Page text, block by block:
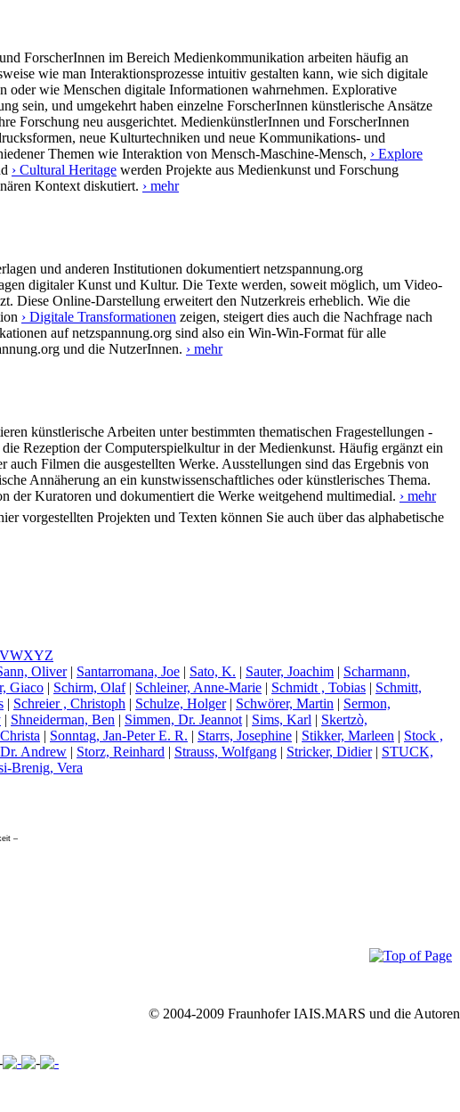
ForscherInnen im Bereich Medienkommunikation arbeiten häufig an
wie man Interaktionsprozesse intuitiv gestalten kann, wie sich digitale
oder wie Menschen digitale Informationen wahrnehmen. Explorative
sein, und umgekehrt haben einzelne ForscherInnen künstlerische Ansätze
Forschung neu ausgerichtet. MedienkünstlerInnen und ForscherInnen
neue Kulturtechniken und neue Kommunikations- und
Themen wie Interaktion von Mensch-Maschine-Mensch, › Explore
› Cultural Heritage werden Projekte aus Medienkunst und Forschung
Kontext diskutiert. › mehr
und anderen Institutionen dokumentiert netzspannung.org
digitaler Kunst und Kultur. Die Texte werden, soweit möglich, um Video-
Diese Online-Darstellung erweitert den Nutzerkreis erheblich. Wie die
› Digitale Transformationen zeigen, steigert dies auch die Nachfrage nach
auf netzspannung.org sind also ein Win-Win-Format für alle
und die NutzerInnen. › mehr
künstlerische Arbeiten unter bestimmten thematischen Fragestellungen -
Rezeption der Computerspielkultur in der Medienkunst. Häufig ergänzt ein
auch Filmen die ausgestellten Werke. Ausstellungen sind das Ergebnis von
Annäherung an ein kunstwissenschaftliches oder künstlerisches Thema.
der Kuratoren und dokumentiert die Werke weitgehend multimedial. › mehr
vorgestellten Projekten und Texten können Sie auch über das alphabetische
VWXYZ
ann, Oliver| Santarromana, Joe | Sato, K. | Sauter, Joachim | Scharmann,
Giaco | Schirm, Olaf| Schleiner, Anne-Marie | Schmidt , Tobias | Schmitt,
| Schreier , Christoph | Schulze, Holger| Schwörer, Martin | Sermon,
| Shneiderman, Ben | Simmen, Dr. Jeannot | Sims, Karl | Skertzò,
| Sonntag, Jan-Peter E. R. | Starrs, Josephine | Stikker, Marleen | Stock ,
Andrew | Storz, Reinhard | Strauss, Wolfgang | Stricker, Didier| STUCK,
Brenig, Vera
© 2004-2009 Fraunhofer IAIS.MARS und die Autoren